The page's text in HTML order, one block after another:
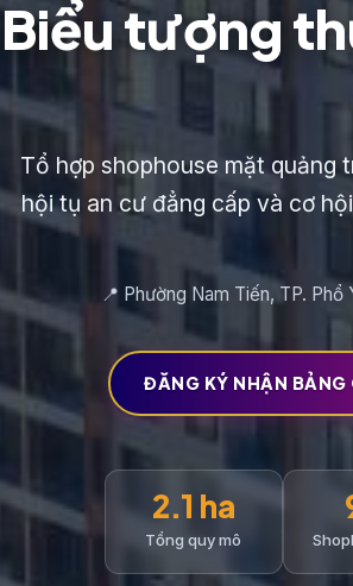
Biểu tượng
Tổ hợp shophouse mặt
hội tụ an cư đẳng cấp và cơ
📍 Phường Nam Tiến, TP.
ĐĂNG KÝ NHẬN BẢNG
2.1 ha
Tổng quy mô